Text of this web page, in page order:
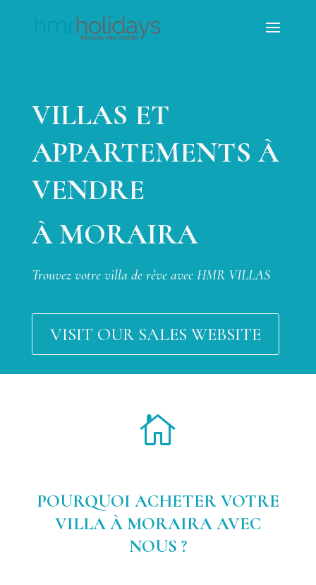
VILLAS ET
APPARTEMENTS À
VENDRE
À MORAIRA
Trouvez votre villa de rêve avec HMR VILLAS
VISIT OUR SALES WEBSITE

POURQUOI ACHETER VOTRE
VILLA À MORAIRA AVEC
NOUS ?